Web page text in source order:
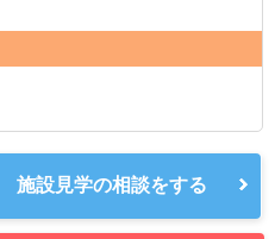
施設見学の相談をする